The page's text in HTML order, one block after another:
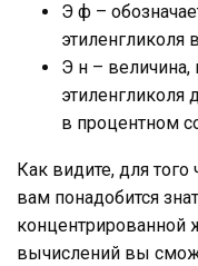
Э ф –
этиленгликоля
Э н – величина,
этиленгликоля
в процентном
Как видите, для
вам понадобится
концентрированной
вычислений вы